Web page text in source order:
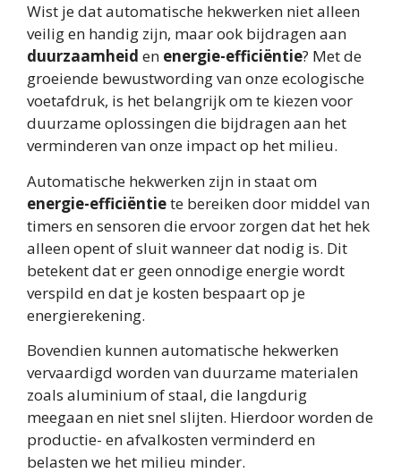
Wist je dat automatische hekwerken niet alleen
veilig en handig zijn, maar ook bijdragen aan
duurzaamheid en energie-efficiëntie? Met de
groeiende bewustwording van onze ecologische
voetafdruk, is het belangrijk om te kiezen voor
duurzame oplossingen die bijdragen aan het
verminderen van onze impact op het milieu.
Automatische hekwerken zijn in staat om
energie-efficiëntiete bereiken door middel van
timers en sensoren die ervoor zorgen dat het hek
alleen opent of sluit wanneer dat nodig is. Dit
betekent dat er geen onnodige energie wordt
verspild en dat je kosten bespaart op je
energierekening.
Bovendien kunnen automatische hekwerken
vervaardigd worden van duurzame materialen
zoals aluminium of staal, die langdurig
meegaan en niet snel slijten. Hierdoor worden de
productie- en afvalkosten verminderd en
belasten we het milieu minder.